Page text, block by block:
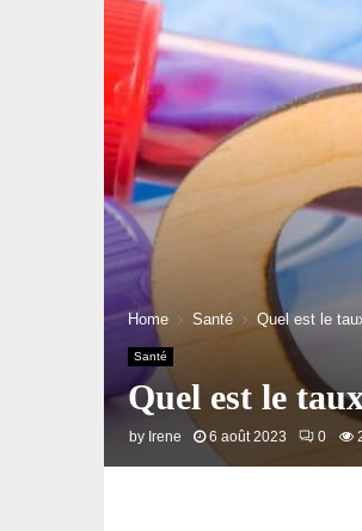
Home Santé Quel est le
Santé
Quel est le
by Irene 6 août 2023 0